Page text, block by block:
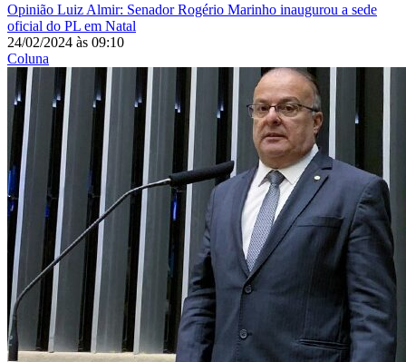
Opinião Luiz Almir: Senador Rogério Marinho inaugurou a sede
oficial do PL em Natal
24/02/2024 às 09:10
Coluna